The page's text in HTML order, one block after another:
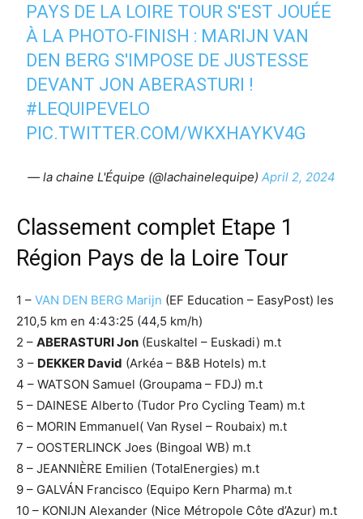
PAYS DE LA LOIRE TOUR S'EST JOUÉE
À LA PHOTO-FINISH : MARIJN VAN
DEN BERG S'IMPOSE DE JUSTESSE
DEVANT JON ABERASTURI !
#LEQUIPEVELO
PIC.TWITTER.COM/WKXHAYKV4G
— la chaine L'Équipe (@lachainelequipe) April 2, 2024
Classement complet Etape 1
Région Pays de la Loire Tour
1 – VAN DEN BERG Marijn (EF Education – EasyPost) les
210,5 km en 4:43:25 (44,5 km/h)
2 – ABERASTURI Jon (Euskaltel – Euskadi) m.t
3 – DEKKER David (Arkéa – B&B Hotels) m.t
4 – WATSON Samuel (Groupama – FDJ) m.t
5 – DAINESE Alberto (Tudor Pro Cycling Team) m.t
6 – MORIN Emmanuel( Van Rysel – Roubaix) m.t
7 – OOSTERLINCK Joes (Bingoal WB) m.t
8 – JEANNIÈRE Emilien (TotalEnergies) m.t
9 – GALVÁN Francisco (Equipo Kern Pharma) m.t
10 – KONIJN Alexander (Nice Métropole Côte d’Azur) m.t